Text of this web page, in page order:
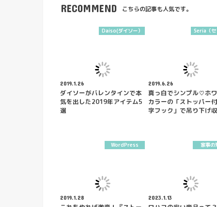
RECOMMEND こちらの記事も人気です。
Daiso(ダイソー）
2019.1.26
ダイソーがバレンタインで本
気を出した2019年アイテム5
選
Seria（セ
2019.6.26
真っ白でシンプル♡ホ
カラーの「ストッパー
字フック」で吊り下げ
WordPress
2019.1.28
家事の
2023.1.13